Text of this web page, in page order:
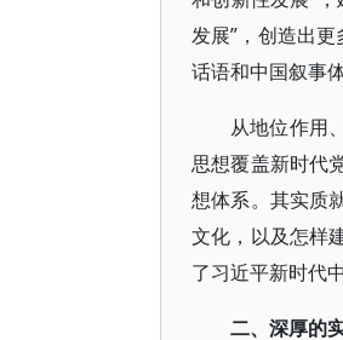
发展”，创造出
话语和中国叙事体
从地位作用
思想覆盖新时代
想体系。其实质
文化，以及怎样
了习近平新时代
二、深厚的